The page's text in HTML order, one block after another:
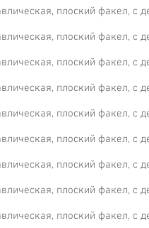
плоский факел, с
плоский факел, с
плоский факел, с
плоский факел, с
плоский факел, с
плоский факел, с
плоский факел, с
плоский факел, с
плоский факел, с